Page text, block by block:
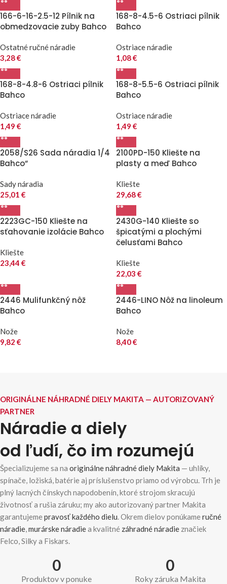
166-6-16-2.5-12 Pílnik na
obmedzovacie zuby Bahco
Ostatné ručné náradie
3,28€
168-8-4.5-6 Ostriaci pílnik
Bahco
Ostriace náradie
1,08€
168-8-4.8-6 Ostriaci pílnik
Bahco
Ostriace náradie
1,49 €
168-8-5.5-6 Ostriaci pílnik
Bahco
Ostriace náradie
1,49 €
2058/S26 Sada náradia 1/4
Bahco“
Sady náradia
25,01 €
2100PD-150 Kliešte na
plasty a meď Bahco
Kliešte
29,68€
2223GC-150 Kliešte na
sťahovanie izolácie Bahco
Kliešte
23,44 €
2430G-140 Kliešte so
špicatými a plochými
čelusťami Bahco
Kliešte
22,03 €
2446 Mulifunkčný nôž
Bahco
Nože
9,82 €
2446-LINO Nôž na linoleum
Bahco
Nože
8,40€
ORIGINÁLNE NÁHRADNÉ DIELY MAKITA — AUTORIZOVANÝ
PARTNER
Náradie a diely
od ľudí, čo im rozumejú
Špecializujeme sa na originálne náhradné diely Makita — uhlíky,
spínače, ložiská, batérie aj príslušenstvo priamo od výrobcu. Trh je
plný lacných čínskych napodobenín, ktoré strojom skracujú
životnosť a rušia záruku; my ako autorizovaný partner Makita
garantujemepravosť každého dielu. Okrem dielov ponúkameručné
náradie,murárske náradiea kvalitné záhradné náradie značiek
Felco, Silky a Fiskars.
0
Produktov v ponuke
0
Roky záruka Makita